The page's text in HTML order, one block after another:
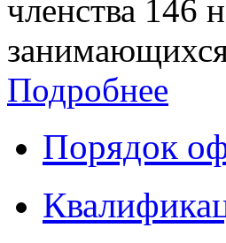
членства 146
Подробнее
Порядок